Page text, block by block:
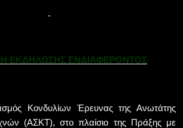
ΕΚΔΗΛΩΣΗΣ ΕΝΔΙΑΦΕΡΟΝΤΟΣ
Κονδυλίων Έρευνας της Ανωτάτης
(ΑΣΚΤ), στο πλαίσιο της Πράξης με